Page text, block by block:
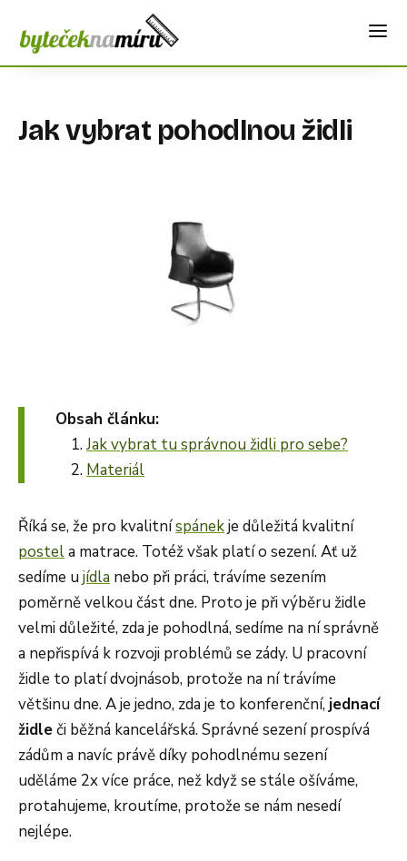
Jak vybrat pohodlnou židli
Obsah článku:
Jak vybrat tu správnou židli pro sebe?
Materiál
Říká se, že pro kvalitníspánekje důležitá kvalitní
postela matrace. Totéž však platí o sezení. Ať už
sedíme u jídla nebo při práci, trávíme sezením
poměrně velkou část dne. Proto je při výběru židle
velmi důležité, zda je pohodlná, sedíme na ní správně
a nepřispívá k rozvoji problémů se zády. U pracovní
židle to platí dvojnásob, protože na ní trávíme
většinu dne. A je jedno, zda je to konferenční, jednací
židleči běžná kancelářská. Správné sezení prospívá
zádům a navíc právě díky pohodlnému sezení
uděláme 2x více práce, než když se stále ošíváme,
protahujeme, kroutíme, protože se nám nesedí
nejlépe.